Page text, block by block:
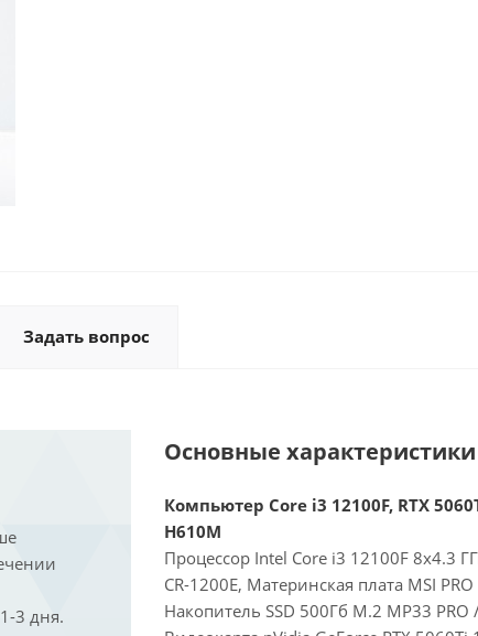
Задать вопрос
3 дня.
Основные
Компьютер Core i3 12100F, RTX
H610M
Процессор Intel Core i3 12100F 8x4.3
CR-1200E, Материнская плата MSI
Накопитель SSD 500Гб M.2 MP33